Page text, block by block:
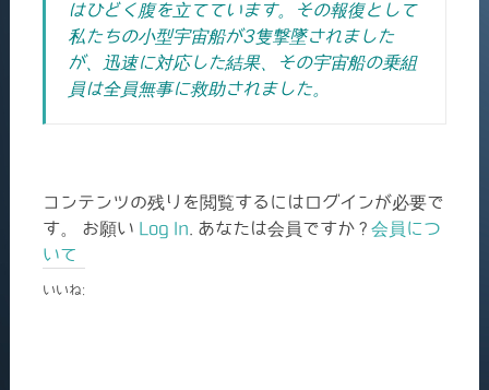
はひどく腹を立てています。その報復として
私たちの小型宇宙船が3隻撃墜されました
が、迅速に対応した結果、その宇宙船の乗組
員は全員無事に救助されました。
コンテンツの残りを閲覧するにはログインが必要で
す。 お願い Log In . あなたは会員ですか ? 会員につ
いて
いいね: